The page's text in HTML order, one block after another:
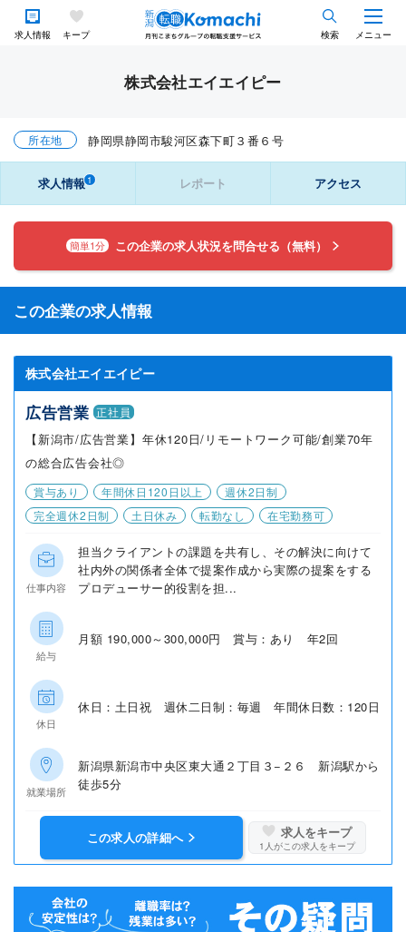
求人情報 キープ 検索 メニュー
株式会社エイエイピー
所在地 静岡県静岡市駿河区森下町３番６号
求人情報1 レポート アクセス
簡単1分 この企業の求人状況を問合せる（無料）
この企業の求人情報
株式会社エイエイピー
広告営業 正社員
【新潟市/広告営業】年休120日/リモートワーク可能/創業70年
の総合広告会社◎
賞与あり 年間休日120日以上
週休2日制
完全週休2日制
土日休み 転勤なし 在宅勤務可
仕事内容
担当クライアントの課題を共有し、その解決に向けて
社内外の関係者全体で提案作成から実際の提案をする
プロデューサー的役割を担...
給与
月額 190,000～300,000円 賞与：あり 年2回
休日
休日：土日祝 週休二日制：毎週 年間休日数：120日
就業場所
新潟県新潟市中央区東大通２丁目３−２６ 新潟駅から
徒歩5分
この求人の詳細へ 求人をキープ
1 人がこの求人をキープ